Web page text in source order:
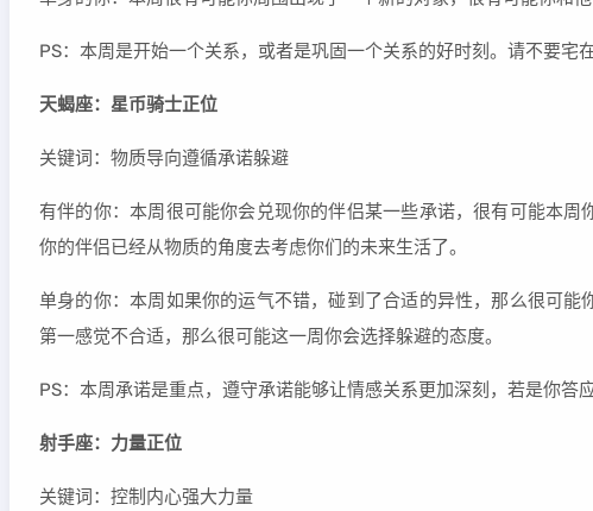
PS：本周是开始一个关系，或者是巩固一个关系的好时刻。请不要宅
天蝎座：星币骑士正位
关键词：物质导向遵循承诺躲避
有伴的你：本周很可能你会兑现你的伴侣某一些承诺，很有可能本
你的伴侣已经从物质的角度去考虑你们的未来生活了。
单身的你：本周如果你的运气不错，碰到了合适的异性，那么很可
第一感觉不合适，那么很可能这一周你会选择躲避的态度。
PS：本周承诺是重点，遵守承诺能够让情感关系更加深刻，若是你答
射手座：力量正位
关键词：控制内心强大力量